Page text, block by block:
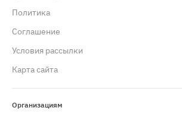
Политика
Cоглашение
Условия рассылки
Карта сайта
Организациям